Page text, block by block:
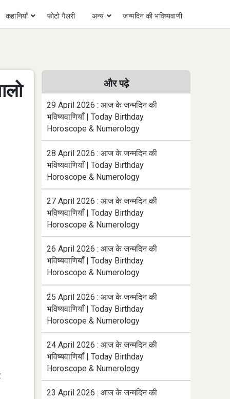
कहानियाँ फोटो गैलरी अन्य जन्मदिन की भविष्यवाणी
और पढ़े
29 April 2026 : आज के जन्मदिन की
भविष्यवाणियाँ | Today Birthday
Horoscope & Numerology
28 April 2026 : आज के जन्मदिन की
भविष्यवाणियाँ | Today Birthday
Horoscope & Numerology
27 April 2026 : आज के जन्मदिन की
भविष्यवाणियाँ | Today Birthday
Horoscope & Numerology
26 April 2026 : आज के जन्मदिन की
भविष्यवाणियाँ | Today Birthday
Horoscope & Numerology
25 April 2026 : आज के जन्मदिन की
भविष्यवाणियाँ | Today Birthday
Horoscope & Numerology
24 April 2026 : आज के जन्मदिन की
भविष्यवाणियाँ | Today Birthday
Horoscope & Numerology
23 April 2026 : आज के जन्मदिन की